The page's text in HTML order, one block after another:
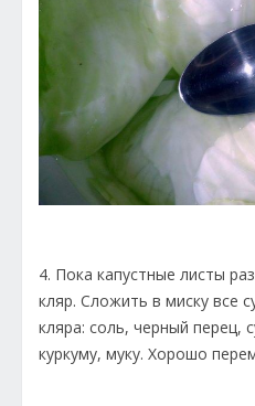
4. Пока капустные листы
кляр. Сложить в миску все
кляра: соль, черный перец,
куркуму, муку. Хорошо